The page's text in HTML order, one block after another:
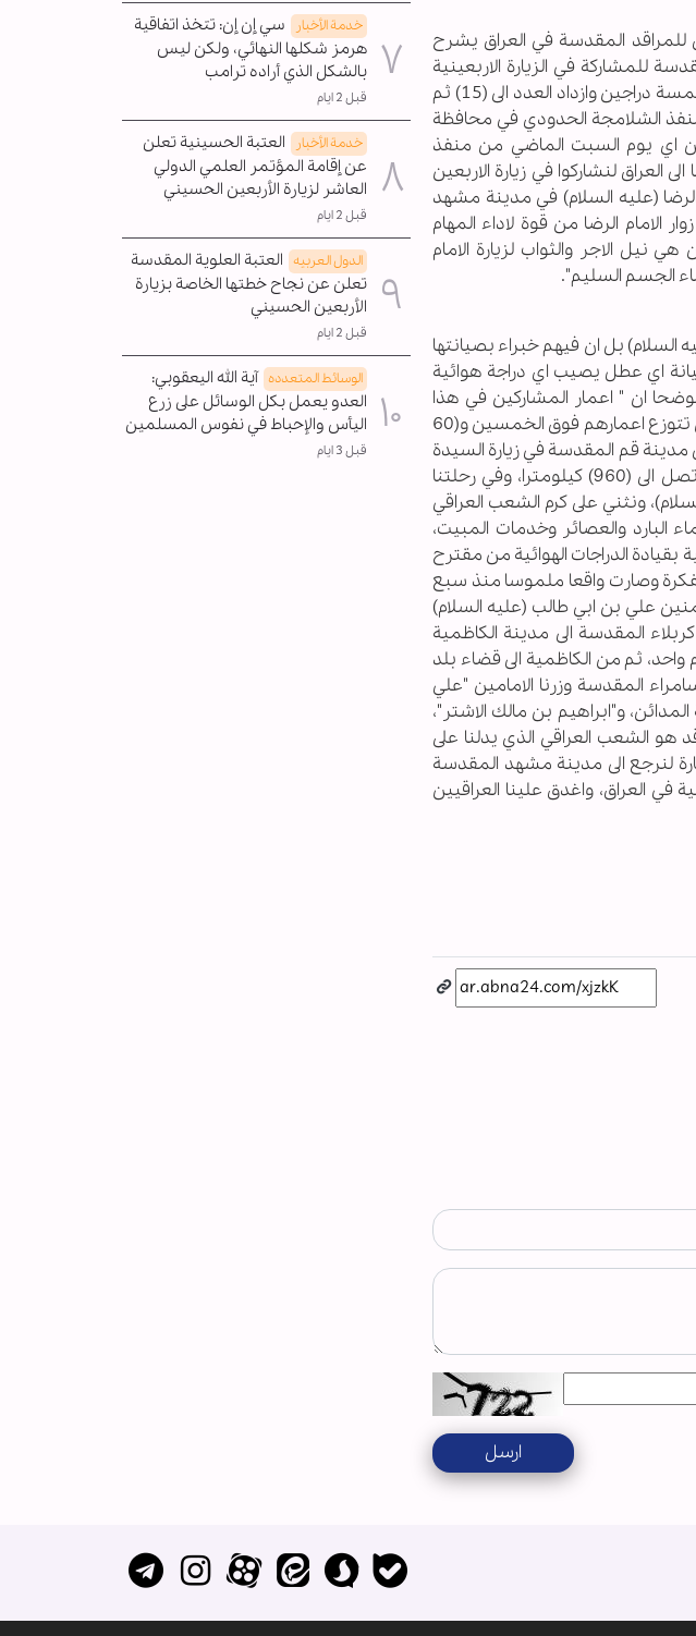
المقدسة في العراق يشرح
من مدينة مشهد المقدسة للمشاركة في الزيارة الاربعينية
بمدينة كربلاء المقدسة وزيارة جميع المراقد المقدسة في العراق"، مشيرا الى انهم" بدأنا بخمسة دراجين وازداد العدد الى (15) ثم
الى منفذ الشلامجة الحدودي في محافظة
اي يوم السبت الماضي من منفذ
العراق لنشاركوا في زيارة الاربعين
(عليه السلام) في مدينة مشهد
الرضا من قوة لاداء المهام
نيل الاجر والثواب لزيارة الامام
الجسم السليم".
السلام) بل ان فيهم خبراء بصيانتها
اي عطل يصيب اي دراجة هوائية
ان " اعمار المشاركين في هذا
الفريق جميعها من كبار السن وبينهم شيخ الدراجين الذي يصل عمره الى (75) عاما، والآخرين تتوزع اعمارهم فوق الخمسين و(60
مدينة قم المقدسة في زيارة السيدة
"فاطمة المعصومة" (عليها السلام) بيوم ولادتها منذ (14) عاما والمسافة بين المدينتين تصل الى (960) كيلومترا، وفي رحلتنا
ونثني على كرم الشعب العراقي
البارد والعصائر وخدمات المبيت،
بقيادة الدراجات الهوائية من مقترح
وصارت واقعا ملموسا منذ سبع
امير المؤمنين علي بن ابي طالب (عليه السلام)
المقدسة الى مدينة الكاظمية
ثم من الكاظمية الى قضاء بلد
المقدسة وزرنا الامامين "علي
و"ابراهيم بن مالك الاشتر"،
للوصول الى تلك المراقد هو الشعب العراقي الذي يدلنا على
لنرجع الى مدينة مشهد المقدسة
في العراق، واغدق علينا العراقيين
ارسل
خدمة الأخبار
سي إن إن: تتخذ اتفاقية
هرمز شكلها النهائي، ولكن ليس
بالشكل الذي أراده ترامب
قبل 2 ايام
خدمة الأخبار
العتبة الحسينية تعلن
عن إقامة المؤتمر العلمي الدولي
العاشر لزيارة الأربعين الحسيني
قبل 2 ايام
الدول العربیه العتبة العلوية المقدسة
تعلن عن نجاح خطتها الخاصة بزيارة
الأربعين الحسيني
قبل 2 ايام
الوسائط المتعدده آية الله اليعقوبي:
العدو يعمل بكل الوسائل على زرع
اليأس والإحباط في نفوس المسلمين
قبل 3 ايام